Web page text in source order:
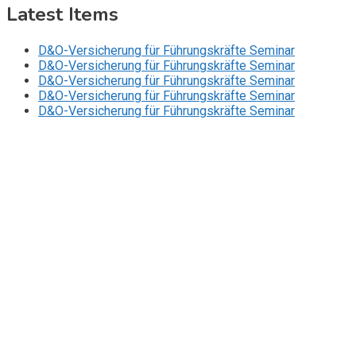
Latest Items
D&O-Versicherung für Führungskräfte Seminar
D&O-Versicherung für Führungskräfte Seminar
D&O-Versicherung für Führungskräfte Seminar
D&O-Versicherung für Führungskräfte Seminar
D&O-Versicherung für Führungskräfte Seminar